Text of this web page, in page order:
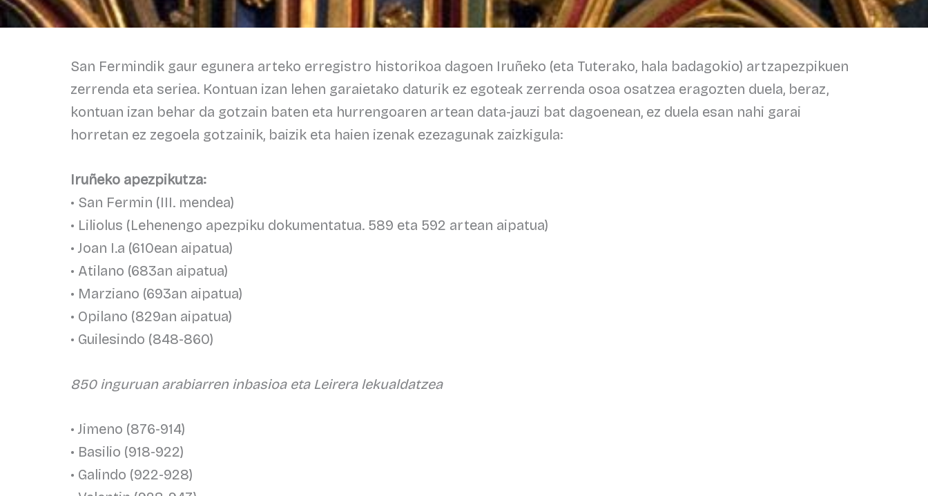
San Fermindik gaur egunera arteko erregistro historikoa dagoen Iruñeko (eta Tuterako, hala badagokio) artzapezpikuen
zerrenda eta seriea. Kontuan izan lehen garaietako daturik ez egoteak zerrenda osoa osatzea eragozten duela, beraz,
kontuan izan behar da gotzain baten eta hurrengoaren artean data-jauzi bat dagoenean, ez duela esan nahi garai
horretan ez zegoela gotzainik, baizik eta haien izenak ezezagunak zaizkigula:
Iruñeko apezpikutza:
• San Fermin (III. mendea)
• Liliolus (Lehenengo apezpiku dokumentatua. 589 eta 592 artean aipatua)
• Joan I.a (610ean aipatua)
• Atilano (683an aipatua)
• Marziano (693an aipatua)
• Opilano (829an aipatua)
• Guilesindo (848-860)
850 inguruan arabiarren inbasioa eta Leirera lekualdatzea
• Jimeno (876-914)
• Basilio (918-922)
• Galindo (922-928)